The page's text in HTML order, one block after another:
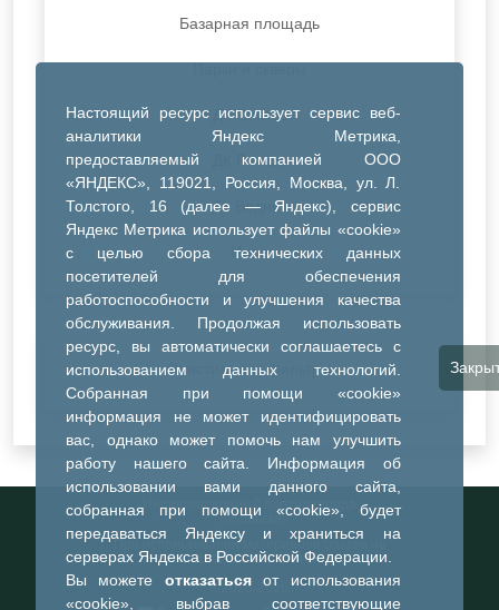
Настоящий ресурс использует сервис веб-
аналитики Яндекс Метрика,
предоставляемый компанией ООО
«ЯНДЕКС», 119021, Россия, Москва, ул. Л.
Толстого, 16 (далее — Яндекс), сервис
Яндекс Метрика использует файлы «cookie»
с целью сбора технических данных
посетителей для обеспечения
работоспособности и улучшения качества
обслуживания. Продолжая использовать
ресурс, вы автоматически соглашаетесь с
использованием данных технологий.
Собранная при помощи «cookie»
информация не может идентифицировать
вас, однако может помочь нам улучшить
работу нашего сайта. Информация об
использовании вами данного сайта,
собранная при помощи «cookie», будет
передаваться Яндексу и храниться на
серверах Яндекса в Российской Федерации.
Вы можете отказатьсяот использования
«cookie», выбрав соответствующие
Базарная площадь
ДК Синтез
ДК Речник
ДК Водник
Иное
Очистить все фильтры
Информационный портал города
Тобольска
При использовании материалов ссылка на
портал обязательна
©2023-2026